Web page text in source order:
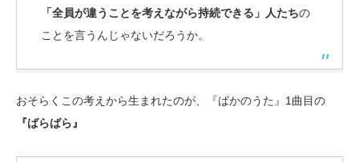
「全員が違うことを考えながら持続できる」人たちの
ことを言うんじゃないだろうか。
おそらくこの考えから生まれたのが、『ばかのうた』1曲目の
『ばらばら』